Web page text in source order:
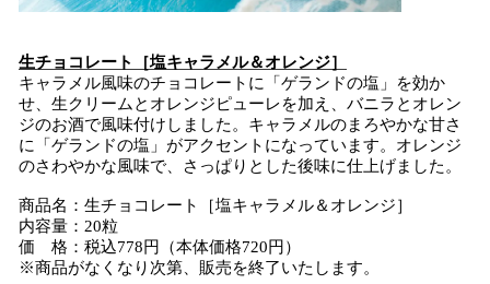
生チョコレート［塩キャラメル＆オレンジ］
キャラメル風味のチョコレートに「ゲランドの塩」を効か
せ、生クリームとオレンジピューレを加え、バニラとオレン
ジのお酒で風味付けしました。キャラメルのまろやかな甘さ
に「ゲランドの塩」がアクセントになっています。オレンジ
のさわやかな風味で、さっぱりとした後味に仕上げました。
商品名：生チョコレート［塩キャラメル＆オレンジ］
内容量：20粒
価 格：税込778円（本体価格720円）
※商品がなくなり次第、販売を終了いたします。